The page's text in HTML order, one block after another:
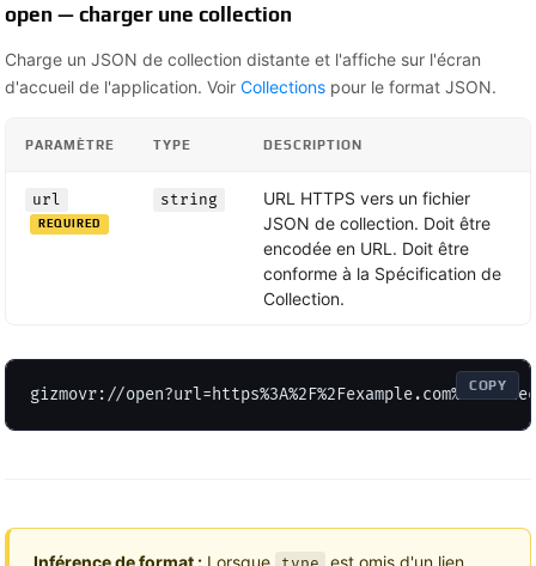
open — charger une collection
Charge un JSON de collection distante et l'affiche sur l'écran
d'accueil de l'application. Voir Collections pour le format JSON.
PARAMÈTRE TYPE DESCRIPTION
url
REQUIRED
string
URL HTTPS vers un fichier
JSON de collection. Doit être
encodée en URL. Doit être
conforme à la Spécification de
Collection.
gizmovr:// COPY
Inférence de format : Lorsque est omis d'un lien